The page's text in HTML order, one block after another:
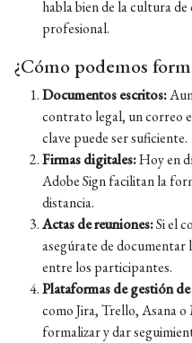
habla bien de la cultura
profesional.
¿Cómo podemos
Documentos escritos:
contrato legal, un correo
clave puede ser suficiente.
Firmas digitales:Hoy en
Adobe Sign facilitan la
distancia.
Actas de reuniones:Si el
asegúrate de documentar
entre los participantes.
Plataformas de gestión de
como Jira, Trello, Asana
formalizar y dar